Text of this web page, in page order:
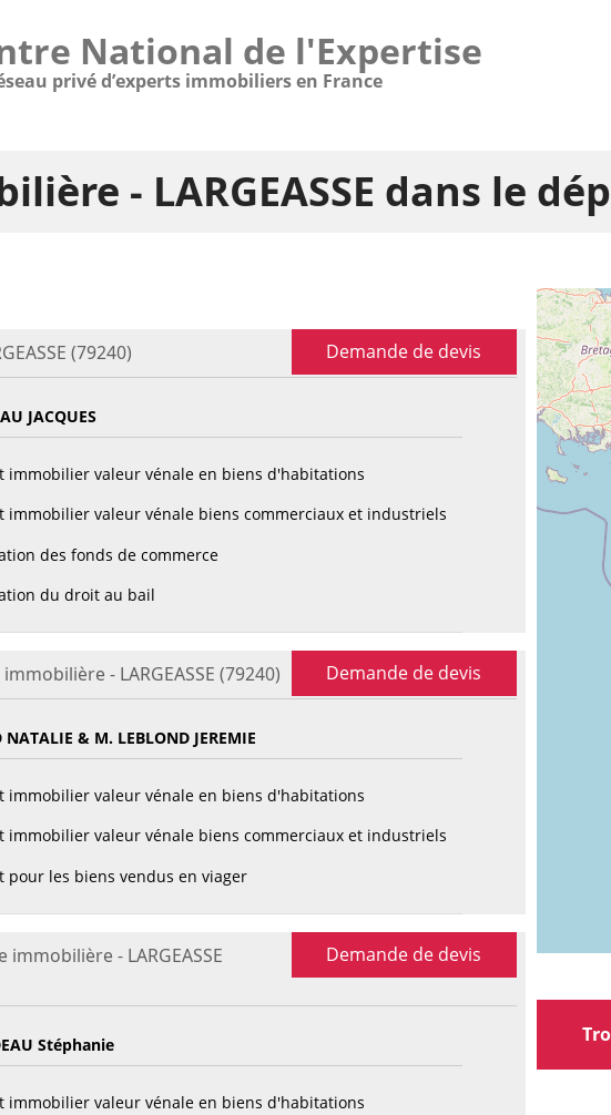
National de l'Expertise
privé d’experts immobiliers en France
- LARGEASSE dans le
(79240) Demande de devis
JACQUES
immobilier valeur vénale en biens d'habitations
immobilier valeur vénale biens commerciaux et industriels
des fonds de commerce
du droit au bail
- LARGEASSE (79240) Demande de devis
NATALIE & M. LEBLOND JEREMIE
immobilier valeur vénale en biens d'habitations
immobilier valeur vénale biens commerciaux et industriels
pour les biens vendus en viager
immobilière - LARGEASSE
Demande de devis
Stéphanie
immobilier valeur vénale en biens d'habitations